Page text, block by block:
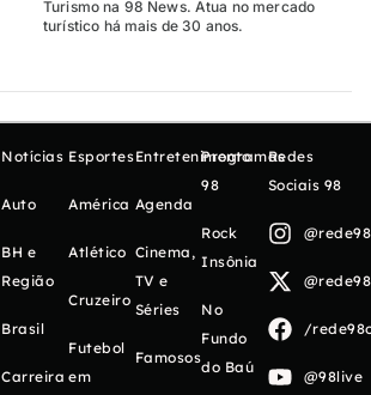
Turismo na 98 News. Atua no mercado
turístico há mais de 30 anos.
Notícias
Auto
BH e
Região
Brasil
Carreira
Esportes
América
Atlético
Cruzeiro
Futebol
em
Entretenimento
Agenda
Cinema,
TV e
Séries
Famosos
Programas
98
Rock
Insônia
No
Fundo
do Baú
Redes
Sociais 98
/
@98live